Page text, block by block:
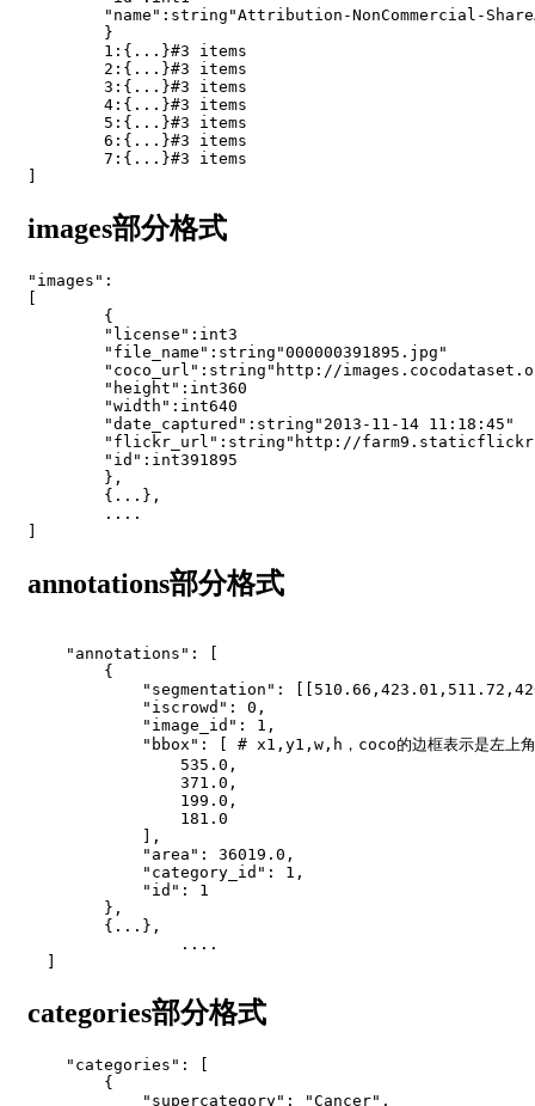
"name" : string "Attribution-NonCommercial-
}
1 : { . . . }#3 items
2 : { . . . }#3 items
3 : { . . . }#3 items
4 : { . . . }#3 items
5 : { . . . }#3 items
6 : { . . . }#3 items
7 : { . . . }#3 items
images部分格式
"images" :
[
{
"license" : int3
"file_name" : string "000000391895.jpg"
"coco_url" : string "http://
"height" : int360
"width" : int640
"date_captured" : string "2013-11-14 11:18:45"
"flickr_url" : string "http://
"id" : int391895
} ,
{ . . . } ,
. . . .
]
annotations部分格式
"annotations" :
[
{
"segmentation" : [ [ 510.66 , 423.01 , 511.72 ,
"iscrowd" : 0 ,
"image_id" : 1 ,
"bbox" : [
# x1,y1,w,h，coco的边框表示是左上角
535.0 ,
371.0 ,
199.0 ,
181.0
] ,
"area" : 36019.0 ,
"category_id" : 1 ,
"id" :
1
} ,
{ . . . } ,
. . . .
]
categories部分格式
"categories" :
{
"supercategory" : "Cancer" ,